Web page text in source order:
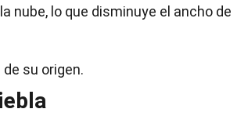
nube, lo que disminuye el ancho de
su origen.